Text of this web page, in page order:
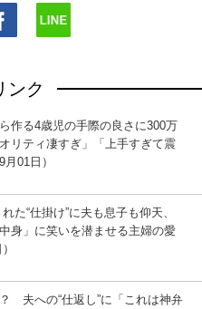
ンク
作る4歳児の手際の良さに300万
リティ凄すぎ」「上手すぎて震
01日）
た“仕掛け”に夫も息子も仰天、
身」に笑いを潜ませる主婦の愛
夫への“仕返し”に「これは神弁